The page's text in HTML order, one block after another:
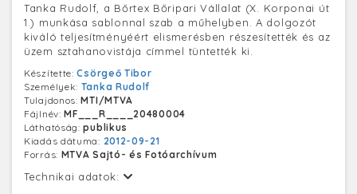
Tanka Rudolf, a Bőrtex Bőripari Vállalat (X. Korponai út
1.) munkása sablonnal szab a műhelyben. A dolgozót
kiváló teljesítményéért elismerésben részesítették és az
üzem sztahanovistája címmel tüntették ki.
Készítette:Csörgeő Tibor
Személyek: Tanka Rudolf
Tulajdonos:MTI/MTVA
Fájlnév:MF___R____20480004
Láthatóság:publikus
Kiadás dátuma: 2012-09-21
Forrás: MTVA Sajtó- és Fotóarchívum
Technikai adatok: